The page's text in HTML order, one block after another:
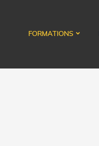
FORMATIONS